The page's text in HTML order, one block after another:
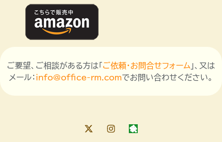
ご要望、ご相談がある方は「 ご依頼・お問合せフォーム 」、又は
メール： info@office-rm.comでお問い合わせください。